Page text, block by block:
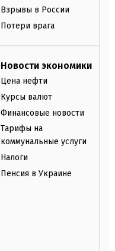
Взрывы в России
Потери врага
Новости экономики
Цена нефти
Курсы валют
Финансовые новости
Тарифы на
коммунальные услуги
Налоги
Пенсия в Украине